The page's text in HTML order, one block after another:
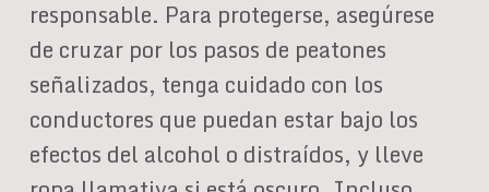
responsable. Para protegerse, asegúrese
de cruzar por los pasos de peatones
señalizados, tenga cuidado con los
conductores que puedan estar bajo los
efectos del alcohol o distraídos, y lleve